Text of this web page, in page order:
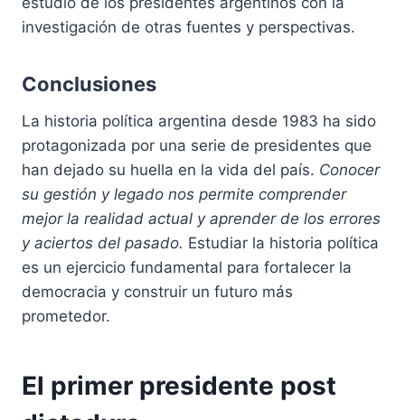
investigación de otras fuentes y perspectivas.
Conclusiones
La historia política argentina desde 1983 ha sido
protagonizada por una serie de presidentes que
han dejado su huella en la vida del país. Conocer
su gestión y legado nos permite comprender
mejor la realidad actual y aprender de los errores
y aciertos del pasado. Estudiar la historia política
es un ejercicio fundamental para fortalecer la
democracia y construir un futuro más
prometedor.
El primer presidente post